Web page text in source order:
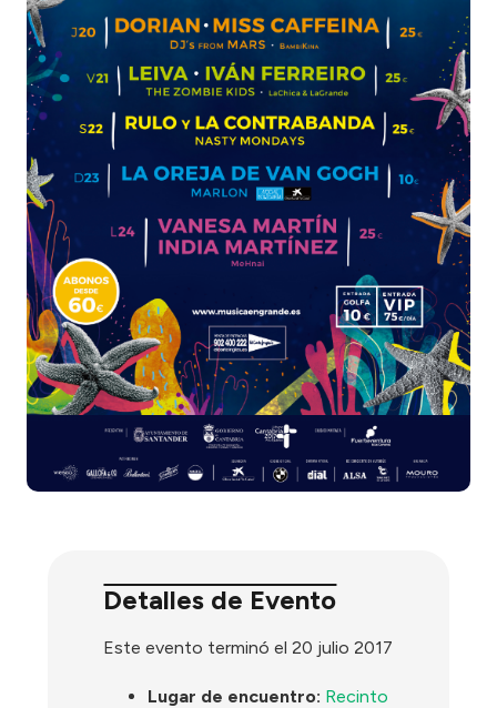
Detalles de Evento
Este evento terminó el 20 julio 2017
Lugar de encuentro: Recinto